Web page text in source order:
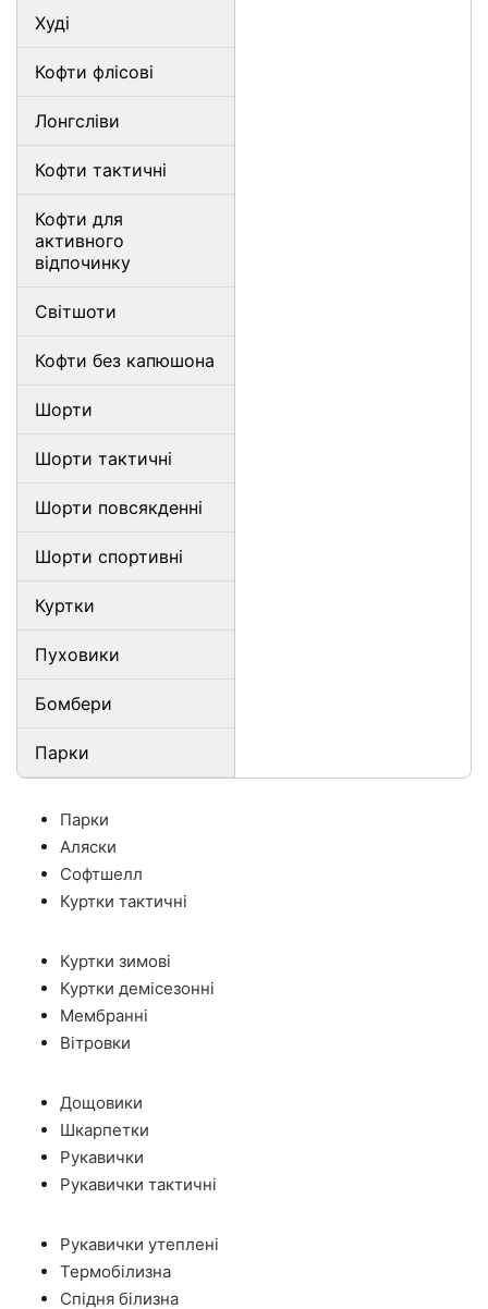
Худі
Кофти флісові
Лонгсліви
Кофти тактичні
Кофти для
активного
відпочинку
Світшоти
Кофти без капюшона
Шорти
Шорти тактичні
Шорти повсякденні
Шорти спортивні
Куртки
Пуховики
Бомбери
Парки
Парки
Аляски
Софтшелл
Куртки тактичні
Куртки зимові
Куртки демісезонні
Мембранні
Вітровки
Дощовики
Шкарпетки
Рукавички
Рукавички тактичні
Рукавички утеплені
Термобілизна
Спідня білизна